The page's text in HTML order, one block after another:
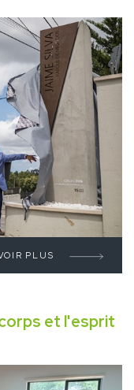
PLUS
et l'esprit